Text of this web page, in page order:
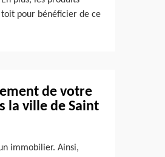
toit pour bénéficier de ce
de votre
la ville de Saint
immobilier. Ainsi,